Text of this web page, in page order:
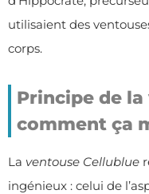
utilisaient des
corps.
Principe de
comment ça
La ventouse Cellublue
ingénieux : celui de